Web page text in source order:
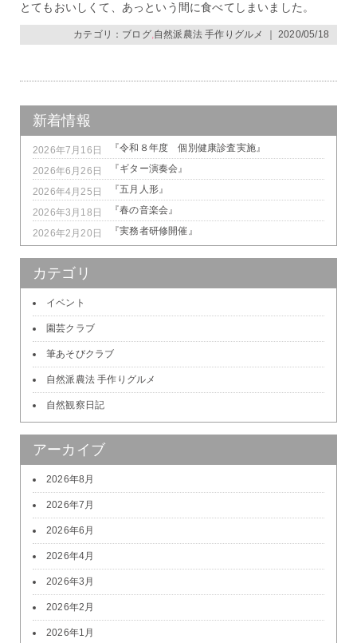
とてもおいしくて、あっという間に食べてしまいました。
カテゴリ： ブログ, 自然派農法 手作りグルメ ｜ 2020/05/18
新着情報
2026年7月16日 『令和８年度 個別健康診査実施』
2026年6月26日 『ギター演奏会』
2026年4月25日 『五月人形』
2026年3月18日 『春の音楽会』
2026年2月20日 『実務者研修開催』
カテゴリ
イベント
園芸クラブ
筆あそびクラブ
自然派農法 手作りグルメ
自然観察日記
アーカイブ
2026年8月
2026年7月
2026年6月
2026年4月
2026年3月
2026年2月
2026年1月